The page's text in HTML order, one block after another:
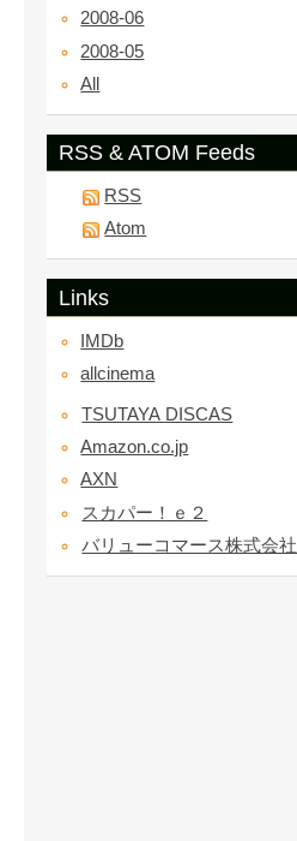
2008-06
2008-05
All
RSS & ATOM Feeds
RSS
Atom
Links
IMDb
allcinema
TSUTAYA DISCAS
Amazon.co.jp
AXN
スカパー！ｅ２
バリューコマース株式会社